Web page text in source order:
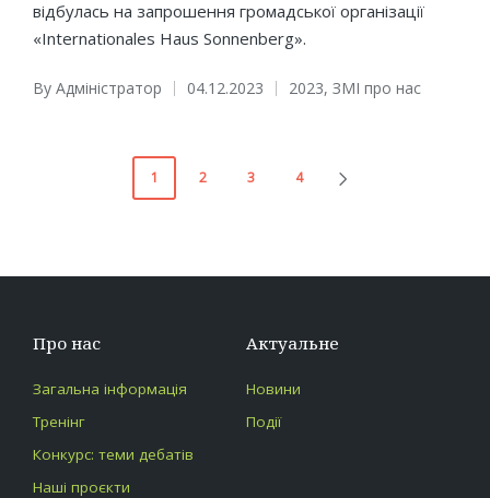
відбулась на запрошення громадської організації
«Internationales Haus Sonnenberg».
Posted
By Адміністратор 04.12.2023
Posted
2023, ЗМІ про нас
Пагінація
1 2 3 4
Про нас
Загальна інформація
Тренінг
Конкурс: теми дебатів
Наші проєкти
Актуальне
Новини
Події